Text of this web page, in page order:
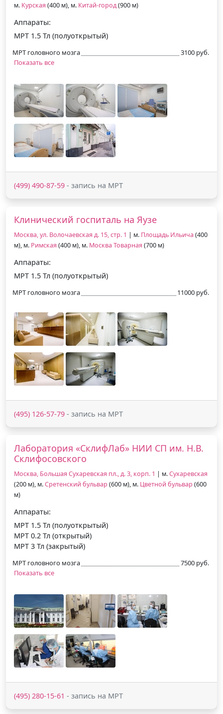
м. Курская (400 м), м. Китай-город(900 м)
Аппараты:
МРТ 1.5 Тл (полуоткрытый)
МРТ головного мозга
3100 руб.
Показать все
(499) 490-87-59 - запись на МРТ
Клинический госпиталь на Яузе
Москва, ул. Волочаевская д. 15, стр. 1 | м. Площадь Ильича (400
м), м. Римская (400 м), м. Москва Товарная (700 м)
Аппараты:
МРТ 1.5 Тл (полуоткрытый)
МРТ головного мозга 11000 руб.
(495) 126-57-79 - запись на МРТ
Лаборатория «СклифЛаб» НИИ СП им. Н.В.
Склифосовского
Москва, Большая Сухаревская пл., д. 3, корп. 1 | м.Сухаревская
(200 м), м.Сретенский бульвар (600 м), м. Цветной бульвар (600
м)
Аппараты:
МРТ 1.5 Тл (полуоткрытый)
МРТ 0.2 Тл (открытый)
МРТ 3 Тл (закрытый)
МРТ головного мозга
7500 руб.
Показать все
(495) 280-15-61 - запись на МРТ